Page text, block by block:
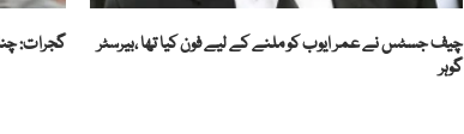
چیف جسٹس نے عمر ایوب کو ملنے کے لیے فون کیا تھا ،بیرسٹر
گوہر
گجرات: چناب